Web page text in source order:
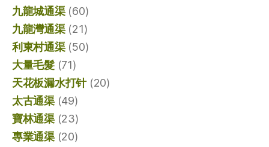
九龍城通渠(60)
九龍灣通渠(21)
利東村通渠(50)
大量毛髮(71)
天花板漏水打针(20)
太古通渠(49)
寶林通渠(23)
專業通渠(20)